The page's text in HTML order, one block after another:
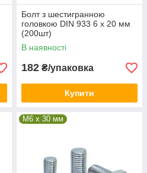
Болт з шестигранною
головкою DIN 933 6 х 20 мм
(200шт)
В наявності
182 ₴/упаковка
Купити
М6 x 30 мм